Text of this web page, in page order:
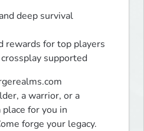
deep survival
rewards for top players
crossplay supported
a warrior, or a
for you in
forge your legacy.